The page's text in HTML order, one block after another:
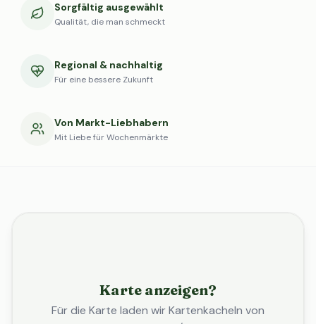
Sorgfältig ausgewählt
Qualität, die man schmeckt
Regional & nachhaltig
Für eine bessere Zukunft
Von Markt-Liebhabern
Mit Liebe für Wochenmärkte
Karte anzeigen?
Für die Karte laden wir Kartenkacheln von